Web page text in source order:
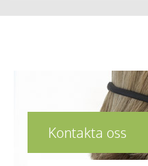
Kontakta oss